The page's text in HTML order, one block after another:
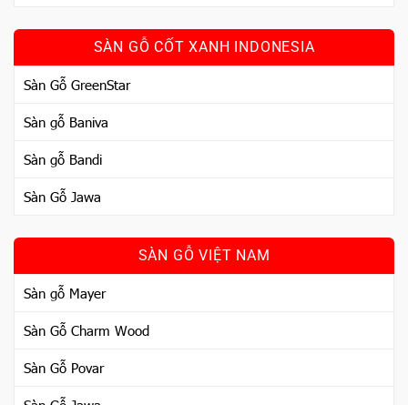
SÀN GỖ CỐT XANH INDONESIA
Sàn Gỗ GreenStar
Sàn gỗ Baniva
Sàn gỗ Bandi
Sàn Gỗ Jawa
SÀN GỖ VIỆT NAM
Sàn gỗ Mayer
Sàn Gỗ Charm Wood
Sàn Gỗ Povar